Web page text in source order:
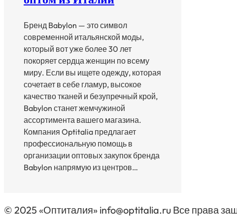
Бренд Babylon — это символ
современной итальянской моды,
который вот уже более 30 лет
покоряет сердца женщин по всему
миру. Если вы ищете одежду, которая
сочетает в себе гламур, высокое
качество тканей и безупречный крой,
Babylon станет жемчужиной
ассортимента вашего магазина.​
Компания Optitalia предлагает
профессиональную помощь в
организации оптовых закупок бренда
Babylon напрямую из центров…
© 2025 «Оптиталия» info@optitalia.ru Все права